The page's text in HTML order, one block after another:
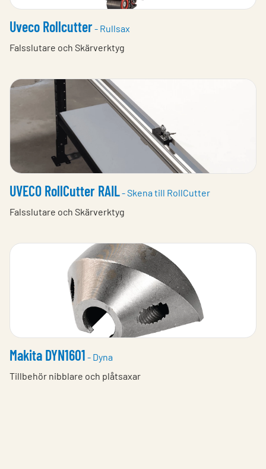
Uveco Rollcutter- Rullsax
Falsslutare och Skärverktyg
UVECO RollCutter RAIL- Skena till RollCutter
Falsslutare och Skärverktyg
Makita DYN1601 - Dyna
Tillbehör nibblare och plåtsaxar